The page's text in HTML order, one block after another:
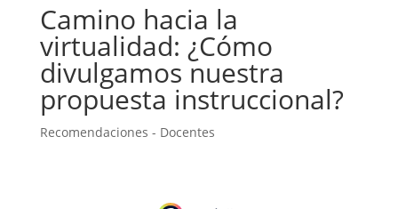
Camino hacia la
virtualidad: ¿Cómo
divulgamos nuestra
propuesta instruccional?
Recomendaciones - Docentes